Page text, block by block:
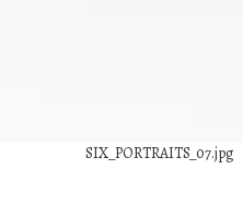
SIX_PORTRAITS_07.jpg